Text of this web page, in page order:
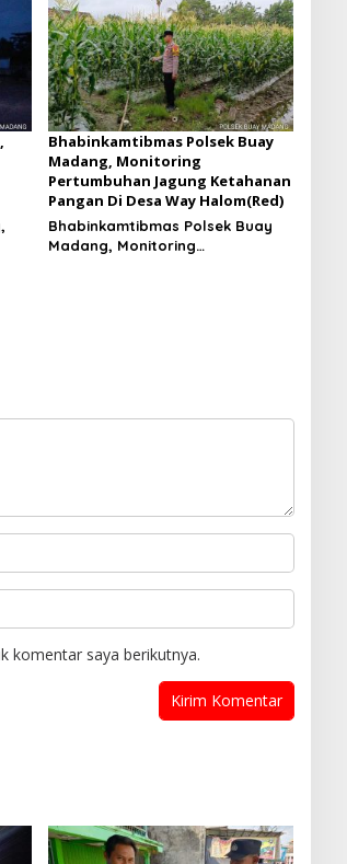
Bhabinkamtibmas Polsek Buay
Madang, Monitoring
Pertumbuhan Jagung Ketahanan
Pangan Di Desa Way Halom(Red)
Bhabinkamtibmas Polsek Buay
Madang, Monitoring
komentar saya berikutnya.